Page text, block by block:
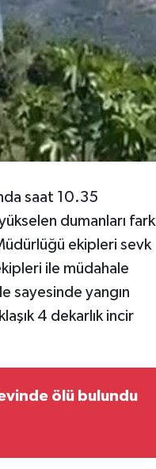
saat 10.35
dumanları fark
ekipleri sevk
ile müdahale
sayesinde yangın
4 dekarlık incir
evinde ölü bulundu